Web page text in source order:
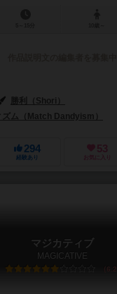
勝利（Shori）
ズム（Match Dandyism）
294
経験あり
53
お気に入り
マジカティブ
MAGICATIVE
6.2